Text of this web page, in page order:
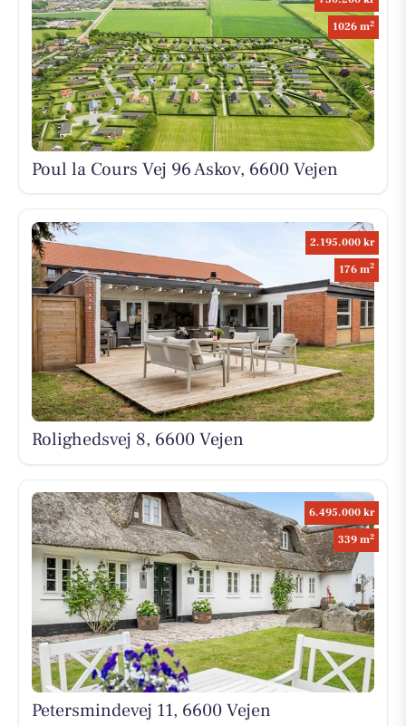
1026 m2
Poul la Cours Vej 96 Askov, 6600 Vejen
2.195.000 kr
176 m2
Rolighedsvej 8, 6600 Vejen
6.495.000 kr
339 m2
Petersmindevej 11, 6600 Vejen